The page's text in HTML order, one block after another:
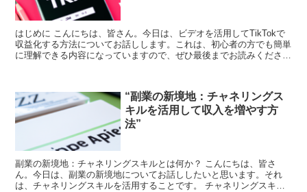
はじめに こんにちは、皆さん。今日は、ビデオを活用してTikTokで
収益化する方法についてお話しします。これは、初心者の方でも簡単
に理解できる内容になっていますので、ぜひ最後までお読みくださ
“副業の新境地：チャネリングス
キルを活用して収入を増やす方
法”
副業の新境地：チャネリングスキルとは何か？ こんにちは、皆さ
ん。今日は、副業の新境地についてお話ししたいと思います。それ
は、チャネリングスキルを活用することです。 チャネリングスキル